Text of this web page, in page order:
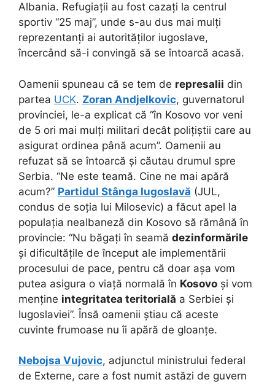
Albania. Refugiații au fost cazați la centrul
sportiv “25 maj”, unde s-au dus mai mulți
reprezentanți ai autorităților iugoslave,
încercând să-i convingă să se întoarcă acasă.
Oamenii spuneau că se tem de represalii din
partea UCK. Zoran Andjelkovic, guvernatorul
provinciei, le-a explicat că “în Kosovo vor veni
de 5 ori mai mulți militari decât polițiștii care au
asigurat ordinea până acum”. Oamenii au
refuzat să se întoarcă și căutau drumul spre
Serbia. “Ne este teamă. Cine ne mai apără
acum?” Partidul Stânga Iugoslavă (JUL,
condus de soția lui Milosevic) a făcut apel la
populația nealbaneză din Kosovo să rămână în
provincie: “Nu băgați în seamă dezinformările
și dificultățile de început ale implementării
procesului de pace, pentru că doar așa vom
putea asigura o viață normală în Kosovo și vom
menține integritatea teritorială a Serbiei și
Iugoslaviei”. Însă oamenii știau că aceste
cuvinte frumoase nu îi apără de gloanțe.
Nebojsa Vujovic, adjunctul ministrului federal
de Externe, care a fost numit astăzi de guvern